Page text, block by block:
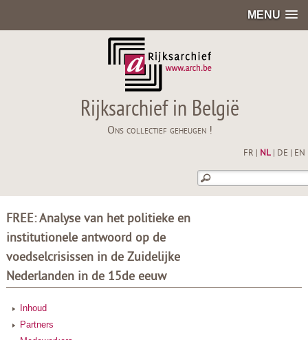
MENU
Rijksarchief in België
Ons collectief geheugen !
FR NL| DE EN
FREE: Analyse van het politieke en
institutionele antwoord op de
voedselcrisissen in de Zuidelijke
Nederlanden in de 15de eeuw
Inhoud
Partners